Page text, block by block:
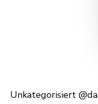
Unkategorisiert @da